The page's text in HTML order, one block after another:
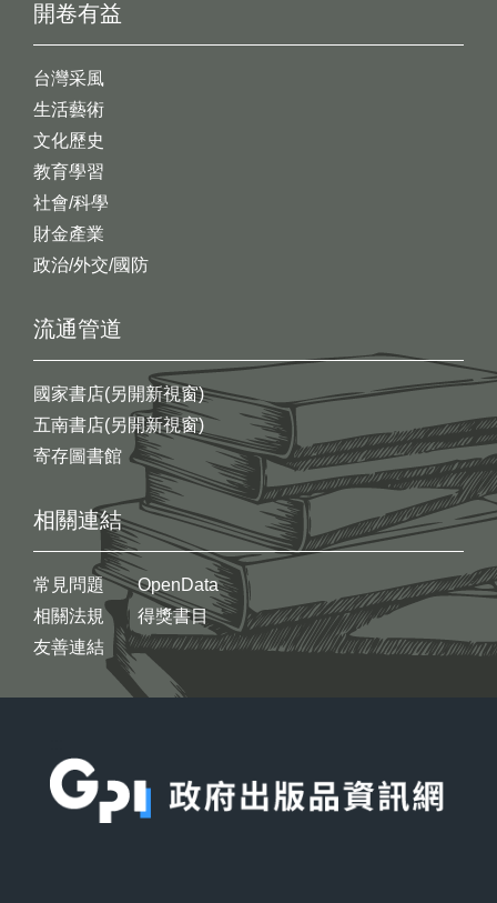
開卷有益
台灣采風
生活藝術
文化歷史
教育學習
社會/科學
財金產業
政治/外交/國防
流通管道
國家書店(另開新視窗)
五南書店(另開新視窗)
寄存圖書館
相關連結
常見問題
相關法規
友善連結
OpenData
得獎書目